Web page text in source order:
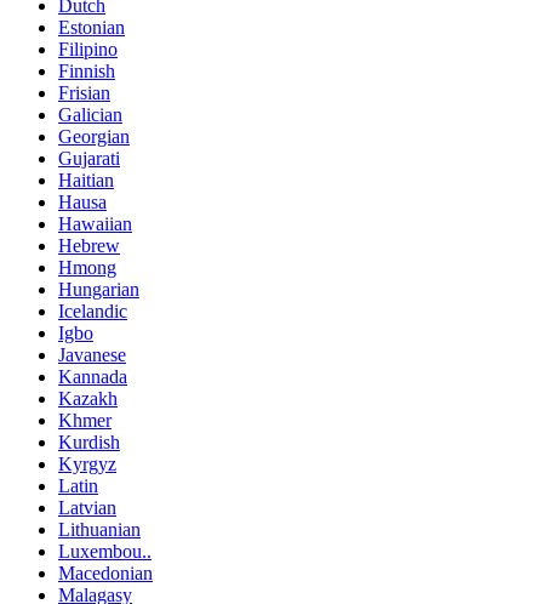
Dutch
Estonian
Filipino
Finnish
Frisian
Galician
Georgian
Gujarati
Haitian
Hausa
Hawaiian
Hebrew
Hmong
Hungarian
Icelandic
Igbo
Javanese
Kannada
Kazakh
Khmer
Kurdish
Kyrgyz
Latin
Latvian
Lithuanian
Luxembou..
Macedonian
Malagasy